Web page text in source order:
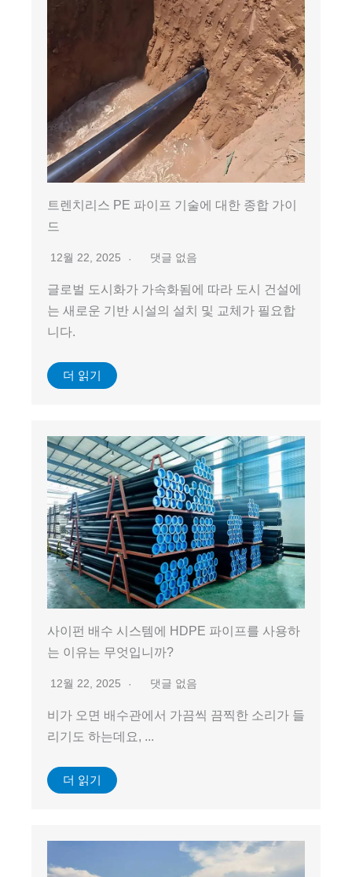
트렌치리스 PE 파이프 기술에 대한 종합 가이
드
12월 22, 2025 댓글 없음
글로벌 도시화가 가속화됨에 따라 도시 건설에
는 새로운 기반 시설의 설치 및 교체가 필요합
니다.
더 읽기
사이펀 배수 시스템에 HDPE 파이프를 사용하
는 이유는 무엇입니까?
12월 22, 2025 댓글 없음
비가 오면 배수관에서 가끔씩 끔찍한 소리가 들
리기도 하는데요, ...
더 읽기